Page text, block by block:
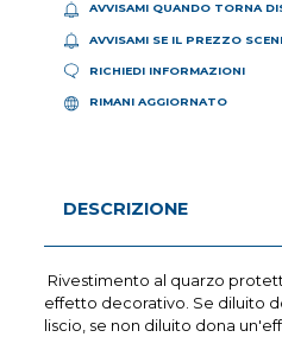
AVVISAMI QUANDO TORNA
AVVISAMI SE IL PREZZO
RICHIEDI INFORMAZIONI
RIMANI AGGIORNATO
DESCRIZIONE
Rivestimento al quarzo
effetto decorativo. Se diluito
liscio, se non diluito dona